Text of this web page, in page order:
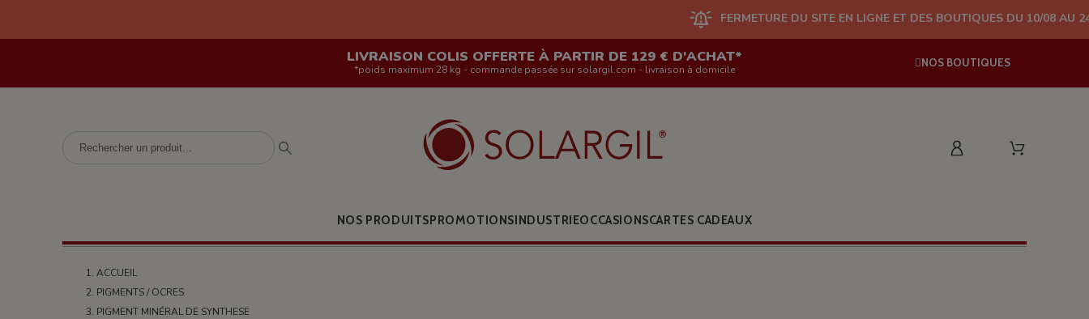
FERMETURE DU SITE EN LIGNE ET DES BOUTIQUES DU 10/08 AU 24/08
LIVRAISON COLIS OFFERTE À PARTIR DE 129 € D'ACHAT*
*poids maximum 28 kg - commande passée sur solargil.com - livraison à domicile
NOS BOUTIQUES
NOS PRODUITSPROMOTIONSINDUSTRIEOCCASIONSCARTES CADEAUX
ACCUEIL
PIGMENTS / OCRES
PIGMENT MINÉRAL DE SYNTHESE